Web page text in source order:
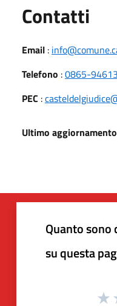
Contatti
Email :
Telefono :0865-
PEC :
Ultimo aggiornamento
Quanto
su questa